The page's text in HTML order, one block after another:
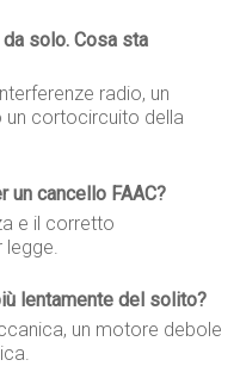
solo. Cosa sta
radio, un
cortocircuito della
un cancello FAAC?
e il corretto
legge.
lentamente del solito?
un motore debole